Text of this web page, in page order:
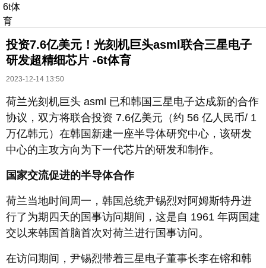
6t体
育
投资7.6亿美元！光刻机巨头asml联合三星电子
研发超精细芯片 -6t体育
2023-12-14 13:50
荷兰光刻机巨头 asml 已和韩国三星电子达成新的合作
协议，双方将联合投资 7.6亿美元（约 56 亿人民币/ 1
万亿韩元）在韩国新建一座半导体研究中心，该研发
中心的主攻方向为下一代芯片的研发和制作。
国家交流促进的半导体合作
荷兰当地时间周一，韩国总统尹锡烈对阿姆斯特丹进
行了为期四天的国事访问期间，这是自 1961 年两国建
交以来韩国首脑首次对荷兰进行国事访问。
在访问期间，尹锡烈带着三星电子董事长李在镕和韩
长按识别二维码
进入ofweek阅读全文